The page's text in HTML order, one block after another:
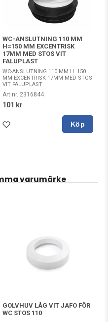
WC-ANSLUTNING 110 MM
H=150 MM EXCENTRISK
17MM MED STOS VIT
FALUPLAST
WC-ANSLUTNING 110 MM H=150
MM EXCENTRISK 17MM MED STOS
VIT FALUPLAST
Art nr. 2316844
101 kr
Köp
varumärke
GOLVHUV LÅG VIT JAFO FÖR
WC STOS 110